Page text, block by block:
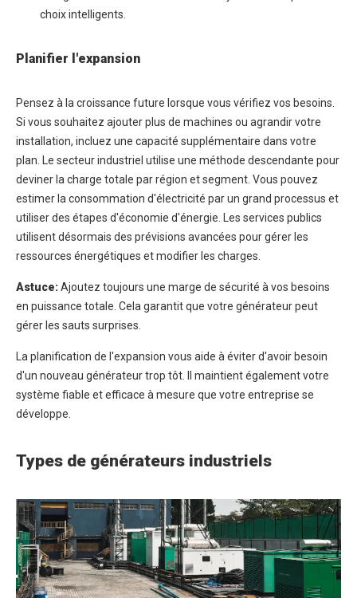
choix intelligents.
Planifier l'expansion
Pensez à la croissance future lorsque vous vérifiez vos besoins.
Si vous souhaitez ajouter plus de machines ou agrandir votre
installation, incluez une capacité supplémentaire dans votre
plan. Le secteur industriel utilise une méthode descendante pour
deviner la charge totale par région et segment. Vous pouvez
estimer la consommation d'électricité par un grand processus et
utiliser des étapes d'économie d'énergie. Les services publics
utilisent désormais des prévisions avancées pour gérer les
ressources énergétiques et modifier les charges.
Astuce:Ajoutez toujours une marge de sécurité à vos besoins
en puissance totale. Cela garantit que votre générateur peut
gérer les sauts surprises.
La planification de l'expansion vous aide à éviter d'avoir besoin
d'un nouveau générateur trop tôt. Il maintient également votre
système fiable et efficace à mesure que votre entreprise se
développe.
Types de générateurs industriels